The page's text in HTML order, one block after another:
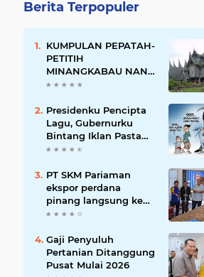
Berita Terpopuler
KUMPULAN PEPATAH-
PETITIH
MINANGKABAU NAN
ELOK
Presidenku Pencipta
Lagu, Gubernurku
Bintang Iklan Pasta
Gigi
PT SKM Pariaman
ekspor perdana
pinang langsung ke
India
Gaji Penyuluh
Pertanian Ditanggung
Pusat Mulai 2026